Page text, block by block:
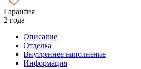
Гарантия
2 года
Описание
Отделка
Внутреннее наполнение
Информация